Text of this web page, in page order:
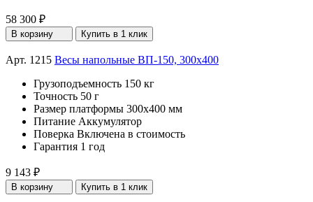
58 300 ₽
В корзину Купить в 1 клик
Арт. 1215 Весы напольные ВП-150, 300x400
Грузоподъемность 150 кг
Точность 50 г
Размер платформы 300х400 мм
Питание Аккумулятор
Поверка Включена в стоимость
Гарантия 1 год
9 143 ₽
В корзину Купить в 1 клик